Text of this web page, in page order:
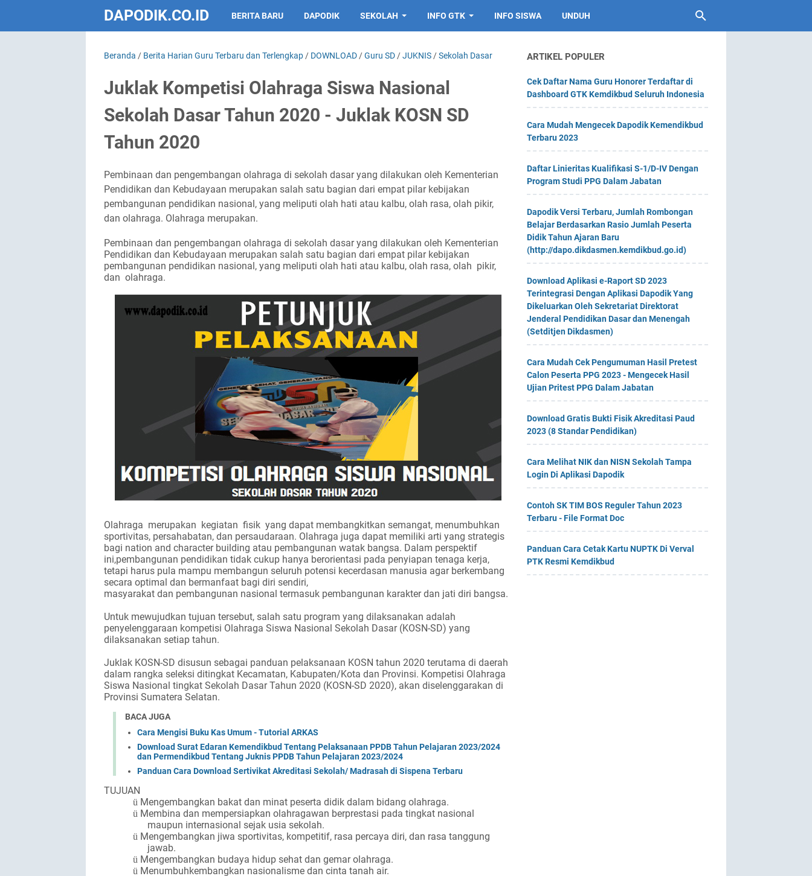
DAPODIK.CO.ID BERITA BARU DAPODIK SEKOLAH INFO GTK INFO SISWA UNDUH
Beranda / Berita Harian Guru Terbaru dan Terlengkap / DOWNLOAD /Guru SD /JUKNIS /Sekolah Dasar
Juklak Kompetisi Olahraga Siswa Nasional
Sekolah Dasar Tahun 2020 - Juklak KOSN SD
Tahun 2020
Pembinaan dan pengembangan olahraga di sekolah dasar yang dilakukan oleh Kementerian
Pendidikan dan Kebudayaan merupakan salah satu bagian dari empat pilar kebijakan
pembangunan pendidikan nasional, yang meliputi olah hati atau kalbu, olah rasa, olah pikir,
dan olahraga. Olahraga merupakan.
Pembinaan dan pengembangan olahraga di sekolah dasar yang dilakukan oleh Kementerian
Pendidikan dan Kebudayaan merupakan salah satu bagian dari empat pilar kebijakan
pembangunan pendidikan nasional, yang meliputi olah hati atau kalbu, olah rasa, olah pikir,
dan olahraga.
Olahraga merupakan kegiatan fisik yang dapat membangkitkan semangat, menumbuhkan
sportivitas, persahabatan, dan persaudaraan. Olahraga juga dapat memiliki arti yang strategis
bagi nation and character building atau pembangunan watak bangsa. Dalam perspektif
ini,pembangunan pendidikan tidak cukup hanya berorientasi pada penyiapan tenaga kerja,
tetapi harus pula mampu membangun seluruh potensi kecerdasan manusia agar berkembang
secara optimal dan bermanfaat bagi diri sendiri,
masyarakat dan pembangunan nasional termasuk pembangunan karakter dan jati diri bangsa.
Untuk mewujudkan tujuan tersebut, salah satu program yang dilaksanakan adalah
penyelenggaraan kompetisi Olahraga Siswa Nasional Sekolah Dasar (KOSN-SD) yang
dilaksanakan setiap tahun.
Juklak KOSN-SD disusun sebagai panduan pelaksanaan KOSN tahun 2020 terutama di daerah
dalam rangka seleksi ditingkat Kecamatan, Kabupaten/Kota dan Provinsi. Kompetisi Olahraga
Siswa Nasional tingkat Sekolah Dasar Tahun 2020 (KOSN-SD 2020), akan diselenggarakan di
Provinsi Sumatera Selatan.
BACA JUGA
Cara Mengisi Buku Kas Umum - Tutorial ARKAS
Download Surat Edaran Kemendikbud Tentang Pelaksanaan PPDB Tahun Pelajaran 2023/2024
dan Permendikbud Tentang Juknis PPDB Tahun Pelajaran 2023/2024
Panduan Cara Download Sertivikat Akreditasi Sekolah/ Madrasah di Sispena Terbaru
TUJUAN
ü Mengembangkan bakat dan minat peserta didik dalam bidang olahraga.
ü Membina dan mempersiapkan olahragawan berprestasi pada tingkat nasional
maupun internasional sejak usia sekolah.
ü Mengembangkan jiwa sportivitas, kompetitif, rasa percaya diri, dan rasa tanggung
jawab.
ü Mengembangkan budaya hidup sehat dan gemar olahraga.
ü Menumbuhkembangkan nasionalisme dan cinta tanah air.
ARTIKEL POPULER
Cek Daftar Nama Guru Honorer Terdaftar di
Dashboard GTK Kemdikbud Seluruh Indonesia
Cara Mudah Mengecek Dapodik Kemendikbud
Terbaru 2023
Daftar Linieritas Kualifikasi S-1/D-IV Dengan
Program Studi PPG Dalam Jabatan
Dapodik Versi Terbaru, Jumlah Rombongan
Belajar Berdasarkan Rasio Jumlah Peserta
Didik Tahun Ajaran Baru
(http://dapo.dikdasmen.kemdikbud.go.id)
Download Aplikasi e-Raport SD 2023
Terintegrasi Dengan Aplikasi Dapodik Yang
Dikeluarkan Oleh Sekretariat Direktorat
Jenderal Pendidikan Dasar dan Menengah
(Setditjen Dikdasmen)
Cara Mudah Cek Pengumuman Hasil Pretest
Calon Peserta PPG 2023 - Mengecek Hasil
Ujian Pritest PPG Dalam Jabatan
Download Gratis Bukti Fisik Akreditasi Paud
2023 (8 Standar Pendidikan)
Cara Melihat NIK dan NISN Sekolah Tampa
Login Di Aplikasi Dapodik
Contoh SK TIM BOS Reguler Tahun 2023
Terbaru - File Format Doc
Panduan Cara Cetak Kartu NUPTK Di Verval
PTK Resmi Kemdikbud